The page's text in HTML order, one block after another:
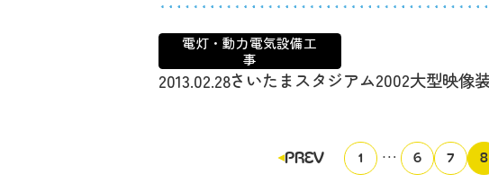
電灯・動力電気設備工
事
2013.02.28さいたまスタジアム2002大型映像
PREV 1 … 6 7 8